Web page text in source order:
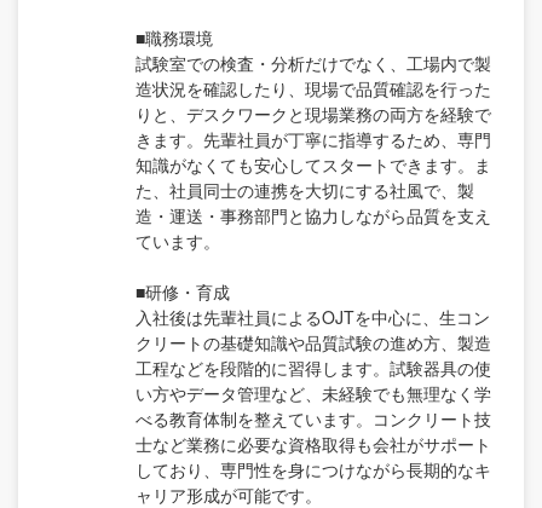
■職務環境
試験室での検査・分析だけでなく、工場内で製
造状況を確認したり、現場で品質確認を行った
りと、デスクワークと現場業務の両方を経験で
きます。先輩社員が丁寧に指導するため、専門
知識がなくても安心してスタートできます。ま
た、社員同士の連携を大切にする社風で、製
造・運送・事務部門と協力しながら品質を支え
ています。
■研修・育成
入社後は先輩社員によるOJTを中心に、生コン
クリートの基礎知識や品質試験の進め方、製造
工程などを段階的に習得します。試験器具の使
い方やデータ管理など、未経験でも無理なく学
べる教育体制を整えています。コンクリート技
士など業務に必要な資格取得も会社がサポート
しており、専門性を身につけながら長期的なキ
ャリア形成が可能です。